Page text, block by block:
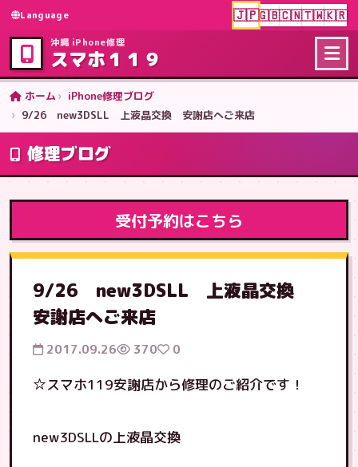
Language 🇯🇵🇬🇧🇨🇳🇹🇼🇰🇷
沖縄 iPhone修理
スマホ１１９
ホーム
iPhone修理ブログ
9/26 new3DSLL 上液晶交換 安謝店へご来店
修理ブログ
受付予約はこちら
9/26 new3DSLL 上液晶交換
安謝店へご来店
2017.09.26 370 0
☆スマホ119安謝店から修理のご紹介です！
new3DSLLの上液晶交換